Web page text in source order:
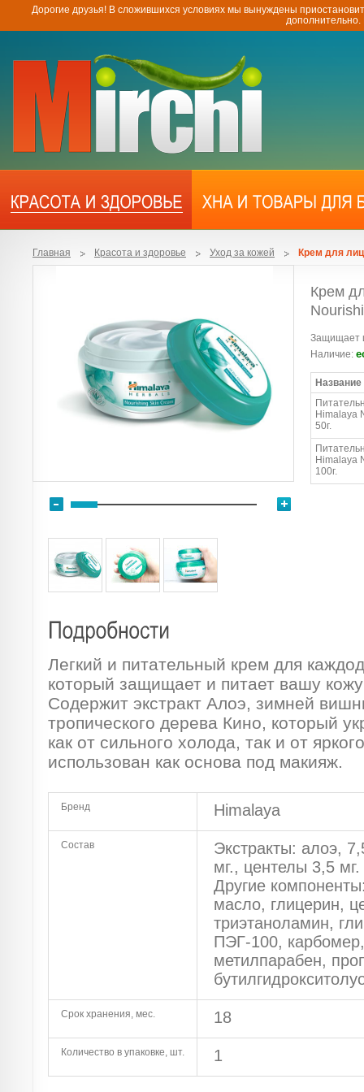
Дорогие друзья! В сложившихся условиях мы вынуждены
Главная Красота и здоровье Уход за кожей Крем для
Крем
Защищает
Наличие:
Название
Himalaya
50г.
Himalaya
100г.
Легкий и питательный крем для
который защищает и питает вашу
Содержит экстракт Алоэ, зимней
тропического дерева Кино, который
как от сильного холода, так и от
использован как основа под макияж.
Бренд Himalaya
Состав
Экстракты: алоэ,
мг., центелы 3,5 мг.
Другие
масло, глицерин,
триэтаноламин,
ПЭГ-100,
метилпарабен,
Срок хранения, мес. 18
Количество в упаковке, шт. 1